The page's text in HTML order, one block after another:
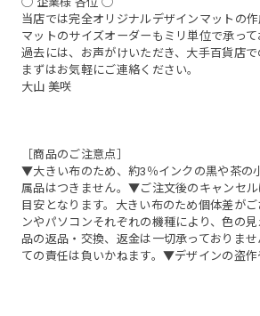
当店では完全オリジナルデザインマットの作
マットのサイズオーダーもミリ単位で承って
過去には、お声がけいただき、大手百貨店で
まずはお気軽にご連絡ください。
大山 美咲
［商品のご注意点］
▼大きい布のため、約3％インクの黒や茶の
属品はつきません。▼ご注文後のキャンセ
目安となります。大きい布のため個体差が
ンやパソコンそれぞれの機種により、色の
品の返品・交換、返金は一切承っておりま
ての責任は負いかねます。▼デザインの盗